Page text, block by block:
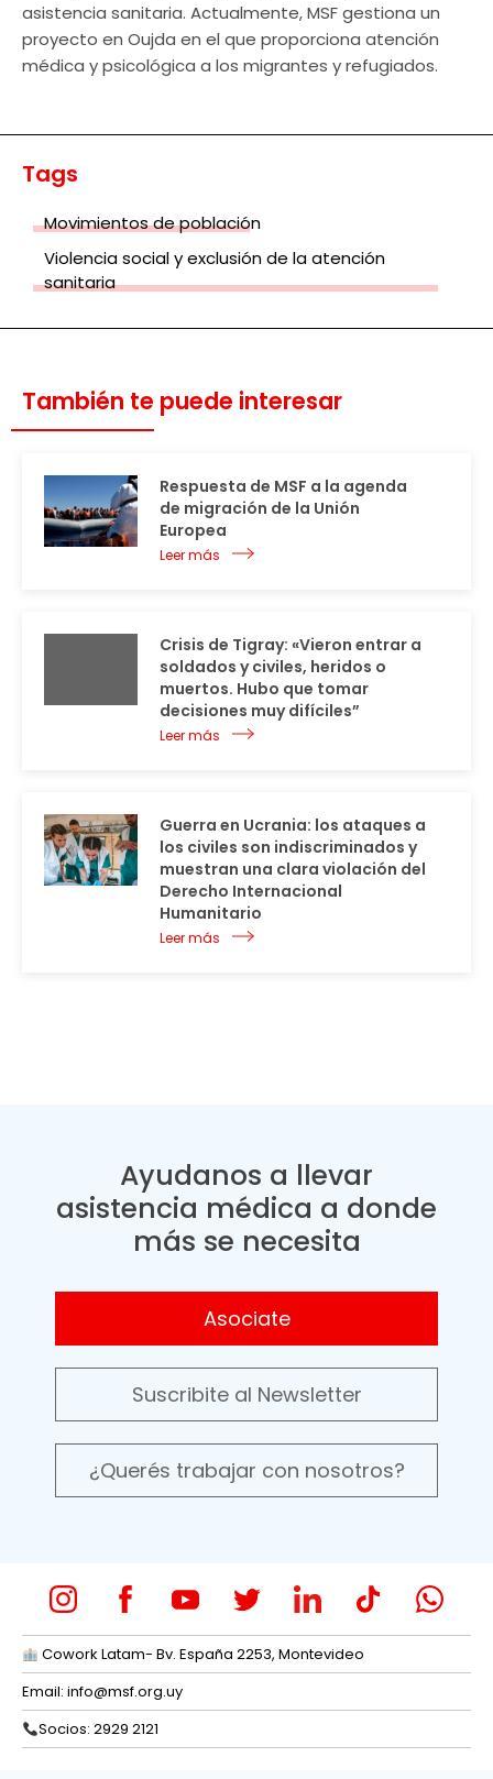
asistencia sanitaria. Actualmente, MSF gestiona un
proyecto en Oujda en el que proporciona atención
médica y psicológica a los migrantes y refugiados.
Tags
Movimientos de población
Violencia social y exclusión de la atención
sanitaria
También te puede interesar
Respuesta de MSF a la agenda
de migración de la Unión
Europea
Leer más
Crisis de Tigray: «Vieron entrar a
soldados y civiles, heridos o
muertos. Hubo que tomar
decisiones muy difíciles”
Leer más
Guerra en Ucrania: los ataques a
los civiles son indiscriminados y
muestran una clara violación del
Derecho Internacional
Humanitario
Leer más
Ayudanos a llevar
asistencia médica a donde
más se necesita
Asociate
Suscribite al Newsletter
¿Querés trabajar con nosotros?
Cowork Latam- Bv. España 2253, Montevideo
Email: info@msf.org.uy
Socios: 2929 2121